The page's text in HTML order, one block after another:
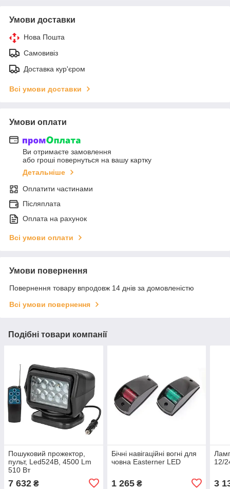
Умови доставки
Нова Пошта
Самовивіз
Доставка кур'єром
Всі умови доставки
Умови оплати
Ви отримаєте замовлення
або гроші повернуться на вашу картку
Детальніше
Оплатити частинами
Післяплата
Оплата на рахунок
Всі умови оплати
Умови повернення
Повернення товару впродовж 14 днів за домовленістю
Всі умови повернення
Подібні товари компанії
Пошуковий прожектор,
пульт, Led524B, 4500 Lm
510 Вт
7 632 ₴
Бічні навігаційні вогні для
човна Easterner LED
1 265₴
12/
3